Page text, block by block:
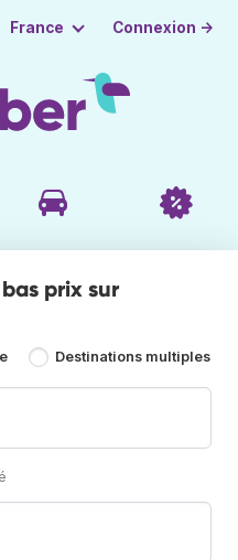
France Connexion →
prix sur
Destinations multiples